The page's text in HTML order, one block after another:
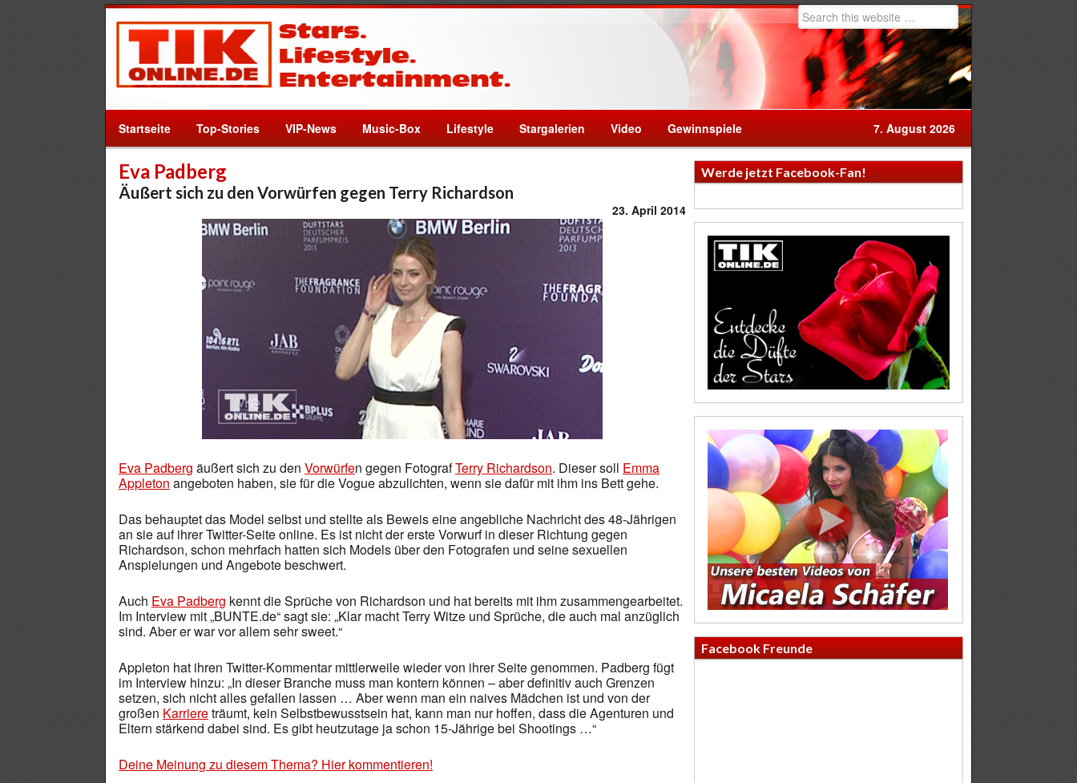
Startseite Top-Stories VIP-News Music-Box Lifestyle Stargalerien Video Gewinnspiele 7. August 2026
Eva Padberg
Äußert sich zu den Vorwürfen gegen Terry Richardson
23. April 2014
Eva Padberg äußert sich zu den Vorwürfen gegen FotografTerry Richardson. Dieser soll Emma
Appleton angeboten haben, sie für die Vogue abzulichten, wenn sie dafür mit ihm ins Bett gehe.
Das behauptet das Model selbst und stellte als Beweis eine angebliche Nachricht des 48-Jährigen
an sie auf ihrer Twitter-Seite online. Es ist nicht der erste Vorwurf in dieser Richtung gegen
Richardson, schon mehrfach hatten sich Models über den Fotografen und seine sexuellen
Anspielungen und Angebote beschwert.
Auch Eva Padberg kennt die Sprüche von Richardson und hat bereits mit ihm zusammengearbeitet.
Im Interview mit „BUNTE.de“ sagt sie: „Klar macht Terry Witze und Sprüche, die auch mal anzüglich
sind. Aber er war vor allem sehr sweet.“
Appleton hat ihren Twitter-Kommentar mittlerweile wieder von ihrer Seite genommen. Padberg fügt
im Interview hinzu: „In dieser Branche muss man kontern können – aber definitiv auch Grenzen
setzen, sich nicht alles gefallen lassen … Aber wenn man ein naives Mädchen ist und von der
großen Karriereträumt, kein Selbstbewusstsein hat, kann man nur hoffen, dass die Agenturen und
Eltern stärkend dabei sind. Es gibt heutzutage ja schon 15-Jährige bei Shootings …“
Deine Meinung zu diesem Thema? Hier kommentieren!
Werde jetzt Facebook-Fan!
Facebook Freunde